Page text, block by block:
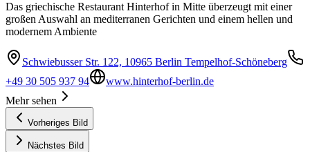
Das griechische Restaurant Hinterhof in Mitte überzeugt mit einer
großen Auswahl an mediterranen Gerichten und einem hellen und
modernem Ambiente
Schwiebusser Str. 122, 10965 Berlin Tempelhof-Schöneberg
+49 30 505 937 94
www.hinterhof-berlin.de
Mehr sehen
Vorheriges Bild
Nächstes Bild